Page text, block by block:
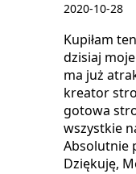
2020-10-28
Kupiłam
dzisiaj
ma już
kreator
gotowa
wszystkie
Absolutnie
Dziękuję,